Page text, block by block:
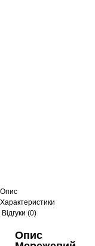
Опис
Характеристики
Відгуки (0)
Опис